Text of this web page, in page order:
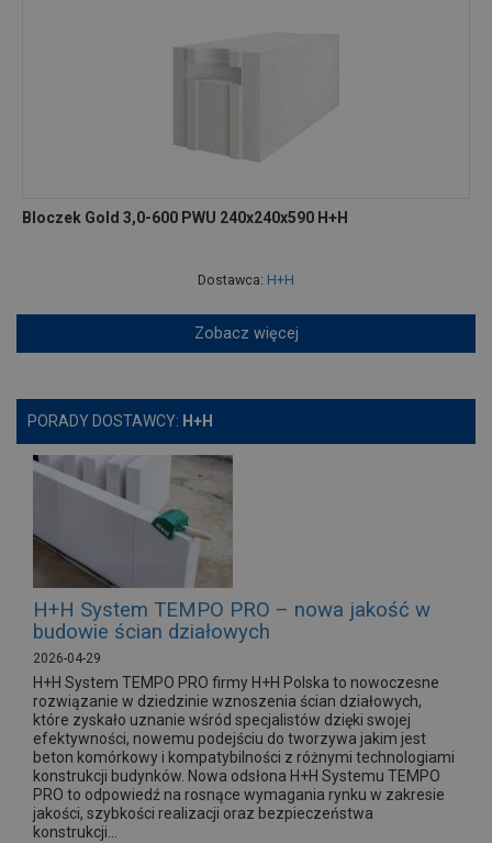
Bloczek Gold 3,0-600 PWU 240x240x590 H+H
Dostawca: H+H
Zobacz więcej
PORADY DOSTAWCY: H+H
H+H System TEMPO PRO – nowa jakość w
budowie ścian działowych
2026-04-29
H+H System TEMPO PRO firmy H+H Polska to nowoczesne
rozwiązanie w dziedzinie wznoszenia ścian działowych,
które zyskało uznanie wśród specjalistów dzięki swojej
efektywności, nowemu podejściu do tworzywa jakim jest
beton komórkowy i kompatybilności z różnymi technologiami
konstrukcji budynków. Nowa odsłona H+H Systemu TEMPO
PRO to odpowiedź na rosnące wymagania rynku w zakresie
jakości, szybkości realizacji oraz bezpieczeństwa
konstrukcji...